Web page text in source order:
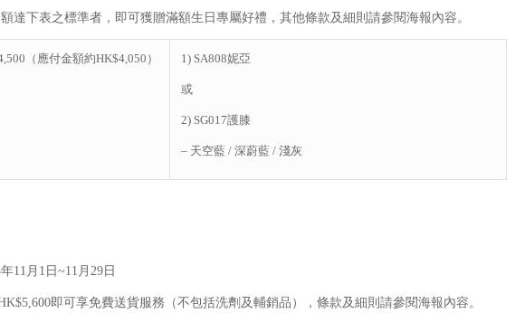
達下表之標準者，即可獲贈滿額生日專屬好禮，其他條款及細則請參閱海報內容。
（應付金額約HK$4,050） 1) SA808妮亞
或
2) SG017護膝
– 天空藍 / 深蔚藍 / 淺灰
11月1日~11月29日
即可享免費送貨服務（不包括洗劑及輔銷品），條款及細則請參閱海報內容。